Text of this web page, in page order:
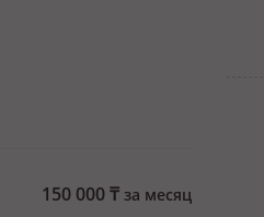
150 000₸ за месяц